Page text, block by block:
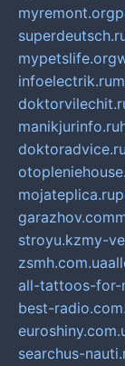
myremont.org
mypetslife.org
infoelectrik.ru
manikjurinfo.ru
doktoradvice.ru
mojateplica.ru
garazhov.com
stroyu.kzmy-
zsmh.com.ua
all-tattoos-for-
best-
searchus-